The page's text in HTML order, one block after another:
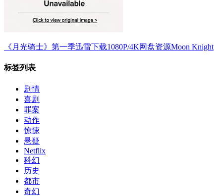
《月光骑士》第一季迅雷下载1080P/4K网盘资源Moon Knight
标签列表
剧情
喜剧
罪案
动作
惊悚
悬疑
Netflix
科幻
历史
都市
奇幻